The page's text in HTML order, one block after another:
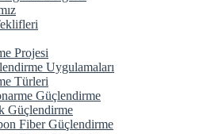
Projesi
Uygulamaları
Türleri
Güçlendirme
Güçlendirme
Fiber Güçlendirme